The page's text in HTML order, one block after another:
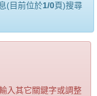
(目前位於1/0頁)搜尋
入其它關鍵字或調整